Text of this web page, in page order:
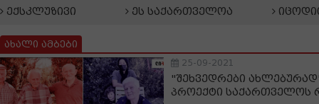
ექსკლუზივი
ეს საქართველოა
ახალი ამბები
25-09-2021
"შეხვედრები
პროექტი საქართველოს